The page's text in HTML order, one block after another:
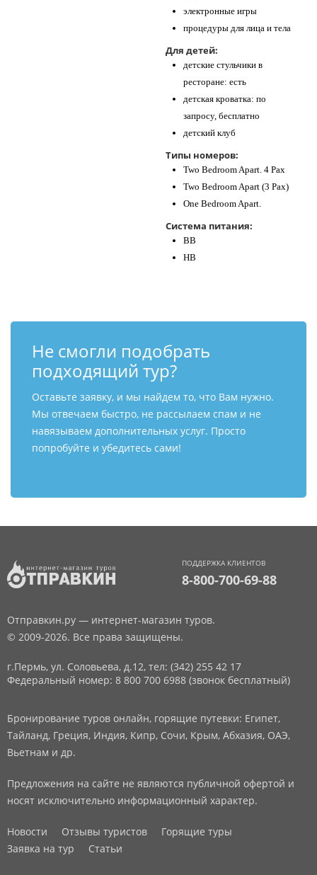
электронные игры
процедуры для лица и тела
Для детей:
детские стульчики в
ресторане: есть
детская кроватка: по
запросу, бесплатно
детский клуб
Типы номеров:
Two Bedroom Apart. 4 Pax
Two Bedroom Apart (3 Pax)
One Bedroom Apart.
Система питания:
BB
HB
Не смогли подобрать
подходящий тур?
Оставьте заявку, и мы найдем то, что Вам нужно.
Мы отвечаем быстро, не рассылаем спам и не
навязываем дополнительных услуг. Просто
попробуйте и убедитесь сами!
ПОДДЕРЖКА КЛИЕНТОВ
8-800-700-69-88
Отправкин.ру — интернет-магазин туров.
© 2009-2026. Все права защищены.
г.Пермь, ул. Соловьева, д.12, тел: (342) 255 42 17
Федеральный номер: 8 800 700 6988 (звонок бесплатный)
Бронирование туров онлайн, горящие путевки: Египет,
Тайланд, Греция, Индия, Кипр, Сочи, Крым, Абхазия, ОАЭ,
Вьетнам и др.
Предложения на сайте не являются публичной офертой и
носят исключительно информационный характер.
Новости Отзывы туристов
Горящие туры
Заявка на тур
Статьи